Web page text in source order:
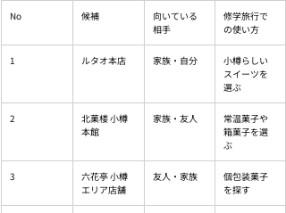
No 候補
向いている
相手
修学旅行で
の使い方
1 ルタオ本店 家族・自分
小樽らしい
スイーツを
選ぶ
2
北菓楼 小樽
本館
家族・友人
常温菓子や
箱菓子を選
ぶ
3
六花亭 小樽
エリア店舗
友人・家族
個包装菓子
を探す